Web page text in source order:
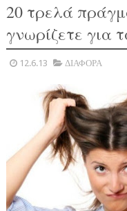
20 τρελά
γνωρίζετε για
12.6.13 ΔΙΑΦΟΡΑ